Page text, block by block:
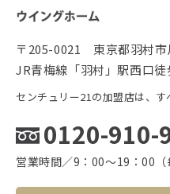
〒205-0021 東京都羽村市
JR青梅線「羽村」駅西口徒
センチュリー21の加盟店は、す
0120-910-
営業時間／9：00〜19：00（